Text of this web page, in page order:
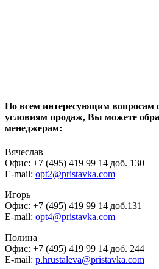
По всем интересующим вопросам
условиям продаж, Вы можете
менеджерам:
Вячеслав
Офис: +7 (495) 419 99 14 доб. 130
E-mail: opt2@pristavka.com
Игорь
Офис: +7 (495) 419 99 14 доб.131
E-mail: opt4@pristavka.com
Полина
Офис: +7 (495) 419 99 14 доб. 244
E-mail: p.hrustaleva@pristavka.com